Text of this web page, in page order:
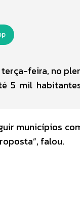
feira, no
5 mil
municípios
falou.